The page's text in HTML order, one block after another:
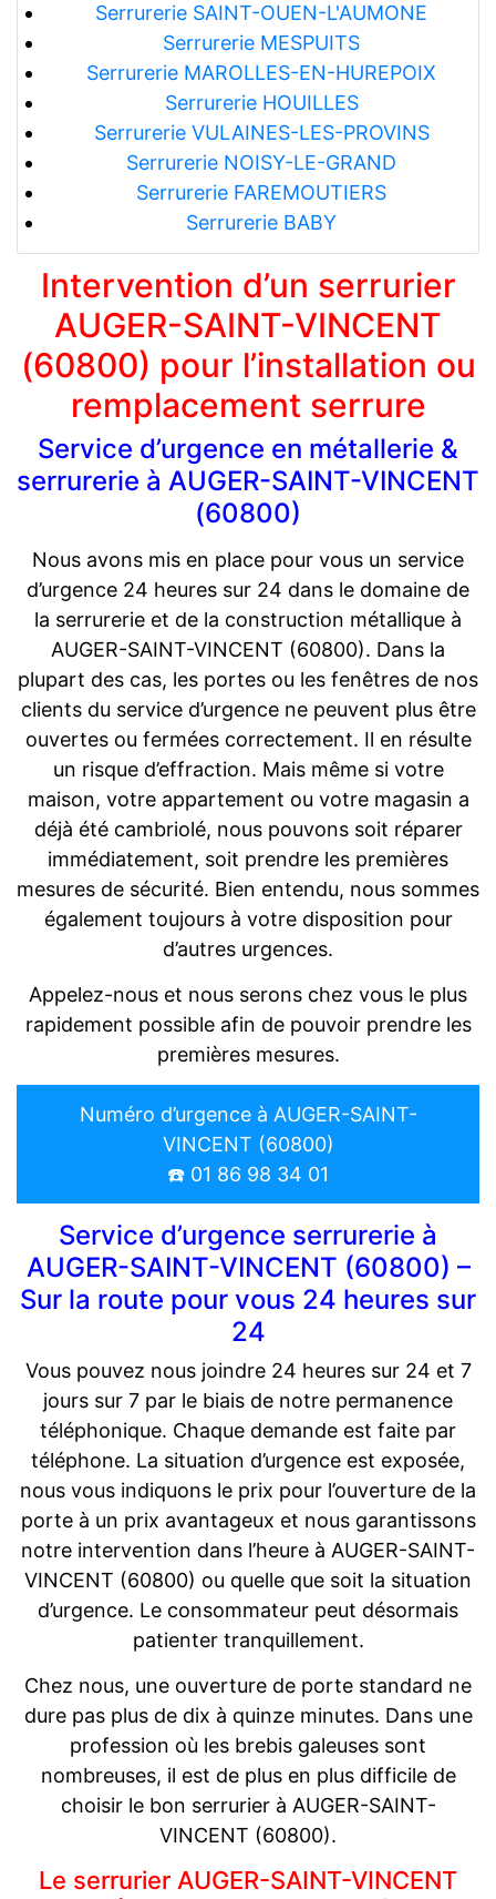
Serrurerie SAINT-OUEN-L'AUMONE
Serrurerie MESPUITS
Serrurerie MAROLLES-EN-HUREPOIX
Serrurerie HOUILLES
Serrurerie VULAINES-LES-PROVINS
Serrurerie NOISY-LE-GRAND
Serrurerie FAREMOUTIERS
Serrurerie BABY
Intervention d’un serrurier
AUGER-SAINT-VINCENT
(60800) pour l’installation ou
remplacement serrure
Service d’urgence en métallerie &
serrurerie à AUGER-SAINT-VINCENT
(60800)
Nous avons mis en place pour vous un service
d’urgence 24 heures sur 24 dans le domaine de
la serrurerie et de la construction métallique à
AUGER-SAINT-VINCENT (60800). Dans la
plupart des cas, les portes ou les fenêtres de nos
clients du service d’urgence ne peuvent plus être
ouvertes ou fermées correctement. Il en résulte
un risque d’effraction. Mais même si votre
maison, votre appartement ou votre magasin a
déjà été cambriolé, nous pouvons soit réparer
immédiatement, soit prendre les premières
mesures de sécurité. Bien entendu, nous sommes
également toujours à votre disposition pour
d’autres urgences.
Appelez-nous et nous serons chez vous le plus
rapidement possible afin de pouvoir prendre les
premières mesures.
Numéro d’urgence à AUGER-SAINT-
VINCENT (60800)
☎️ 01 86 98 34 01
Service d’urgence serrurerie à
AUGER-SAINT-VINCENT (60800) –
Sur la route pour vous 24 heures sur
24
Vous pouvez nous joindre 24 heures sur 24 et 7
jours sur 7 par le biais de notre permanence
téléphonique. Chaque demande est faite par
téléphone. La situation d’urgence est exposée,
nous vous indiquons le prix pour l’ouverture de la
porte à un prix avantageux et nous garantissons
notre intervention dans l’heure à AUGER-SAINT-
VINCENT (60800) ou quelle que soit la situation
d’urgence. Le consommateur peut désormais
patienter tranquillement.
Chez nous, une ouverture de porte standard ne
dure pas plus de dix à quinze minutes. Dans une
profession où les brebis galeuses sont
nombreuses, il est de plus en plus difficile de
choisir le bon serrurier à AUGER-SAINT-
VINCENT (60800).
Le serrurier AUGER-SAINT-VINCENT